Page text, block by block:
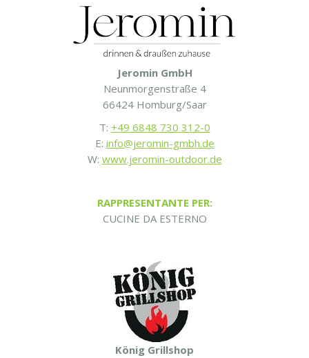
Jeromin GmbH
Neunmorgenstraße 4
66424 Homburg/Saar
T: +49 6848 730 312-0
E: info@jeromin-gmbh.de
W: www.jeromin-outdoor.de
RAPPRESENTANTE PER:
CUCINE DA ESTERNO
König Grillshop